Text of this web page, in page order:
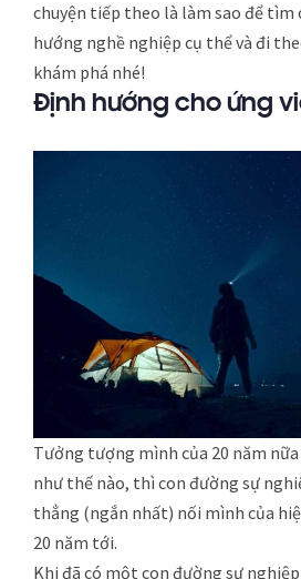
chuyện tiếp theo là làm sao để tìm
hướng nghề nghiệp cụ thể và đi
khám phá nhé!
Định hướng cho ứng
Tưởng tượng mình của 20 năm
như thế nào, thì con đường sự
thẳng (ngắn nhất) nối mình của
20 năm tới.
Khi đã có một con đường sự